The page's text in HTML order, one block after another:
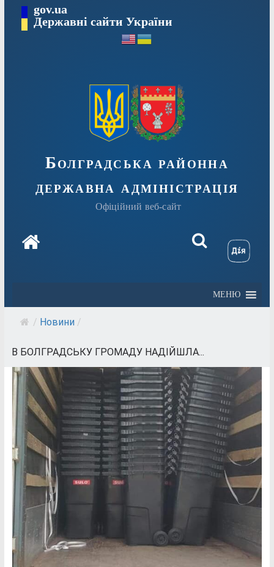
Перейтиgov.ua
Державні сайти України
Болградська районна
державна адміністрація
Офіційний веб-сайт
МЕНЮ
/ Новини /
В БОЛГРАДСЬКУ ГРОМАДУ НАДІЙШЛА...